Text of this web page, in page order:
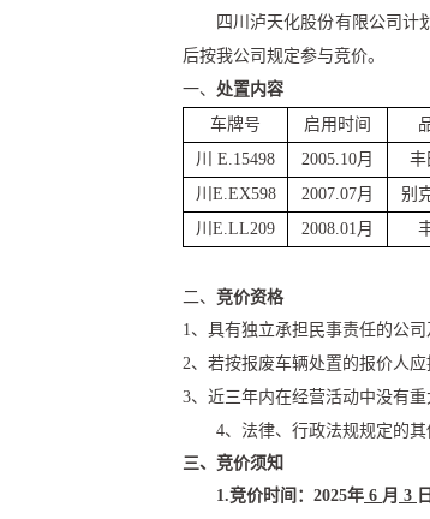
四川泸天化股份有限公司计划
后按我公司规定参与竞价。
一、 处置内容
车牌号
启用 时间
川
E.15498 2005.10月 丰
川 E.EX598 2007.07月 别
川 E.LL209 2008.01月
二、 竞价资格
1、 具有独立承担民事责任的公
2、 若按报废车辆处置的报价人应
3、 近三年内在经营活动中没有
4、 法律、行政法规规定的
三、 竞价须知
1.竞价时间： 2025年 6 月 3 日